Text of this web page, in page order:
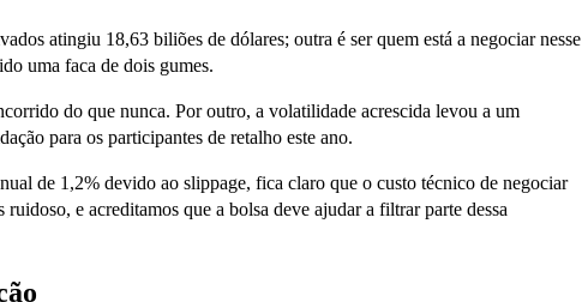
atingiu 18,63 biliões de dólares; outra é ser quem está a negociar nesse
uma faca de dois gumes.
do que nunca. Por outro, a volatilidade acrescida levou a um
para os participantes de retalho este ano.
de 1,2% devido ao slippage, fica claro que o custo técnico de negociar
e acreditamos que a bolsa deve ajudar a filtrar parte dessa